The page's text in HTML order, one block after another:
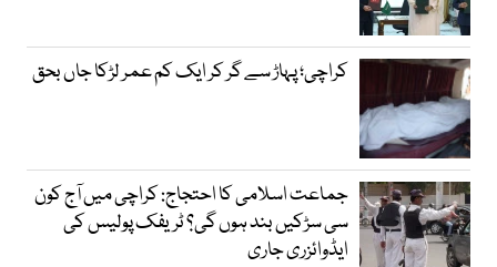
کراچی؛ پہاڑ سے گر کر ایک کم عمر لڑکا جاں بحق
جماعت اسلامی کا احتجاج: کراچی میں آج کون
سی سڑکیں بند ہوں گی؟ ٹریفک پولیس کی
ایڈوائزری جاری